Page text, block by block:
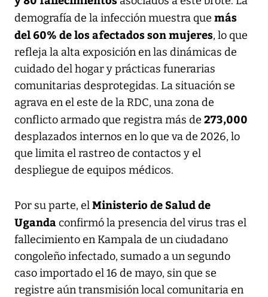
demografía de la infección muestra que más
del 60% de los afectados son mujeres, lo que
refleja la alta exposición en las dinámicas de
cuidado del hogar y prácticas funerarias
comunitarias desprotegidas. La situación se
agrava en el este de la RDC, una zona de
conflicto armado que registra más de 273,000
desplazados internos en lo que va de 2026, lo
que limita el rastreo de contactos y el
despliegue de equipos médicos.
Por su parte, elMinisterio de Salud de
Ugandaconfirmó la presencia del virus tras el
fallecimiento en Kampala de un ciudadano
congoleño infectado, sumado a un segundo
caso importado el 16 de mayo, sin que se
registre aún transmisión local comunitaria en